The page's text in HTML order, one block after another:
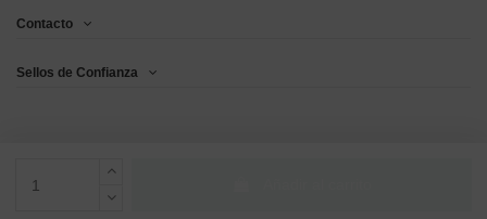
Contacto
Sellos de Confianza